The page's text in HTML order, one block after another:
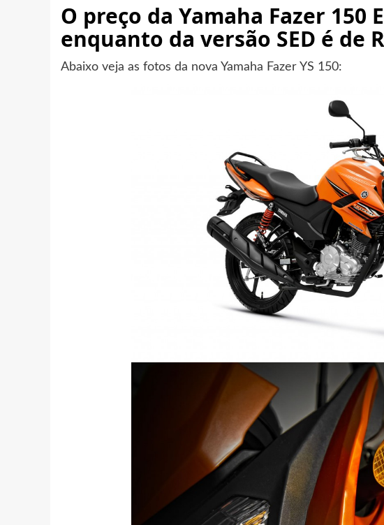
O preço da Yamaha Fazer 150
enquanto da versão SED é de
Abaixo veja as fotos da nova Yamaha Fazer YS 150: